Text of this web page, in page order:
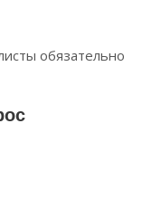
обязательно